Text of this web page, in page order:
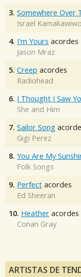
3. Somewhere Over
Israel
4. I'm Yours acordes
Jason Mraz
5. Creep acordes
Radiohead
6. I Thought I Saw
She and Him
7. Sailor Song
Gigi Perez
8. You Are My
Folk Songs
9. Perfect acordes
Ed Sheeran
10. Heather acordes
Conan Gray
ARTISTAS DE